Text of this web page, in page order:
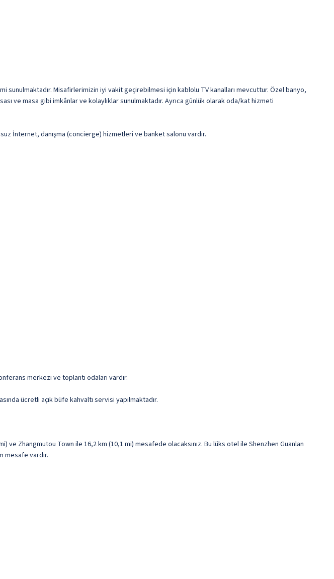
Misafirlerimizin iyi vakit geçirebilmesi için kablolu TV kanalları mevcuttur. Özel banyo,
ve masa gibi imkânlar ve kolaylıklar sunulmaktadır. Ayrıca günlük olarak oda/kat hizmeti
İnternet, danışma (concierge) hizmetleri ve banket salonu vardır.
merkezi ve toplantı odaları vardır.
ücretli açık büfe kahvaltı servisi yapılmaktadır.
Zhangmutou Town ile 16,2 km (10,1 mi) mesafede olacaksınız. Bu lüks otel ile Shenzhen Guanlan
mesafe vardır.